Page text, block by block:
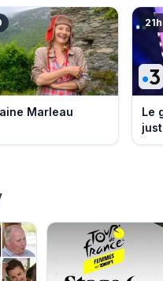
Marleau
Le